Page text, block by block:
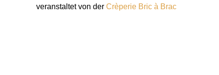
veranstaltet von der Crèperie Bric à Brac